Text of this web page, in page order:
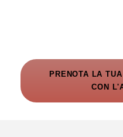
PRENOTA LA
CON